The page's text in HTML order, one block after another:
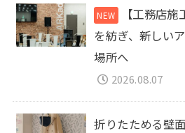
【工務店
を紡ぎ、新しい
場所へ
2026.08.07
折りたためる壁